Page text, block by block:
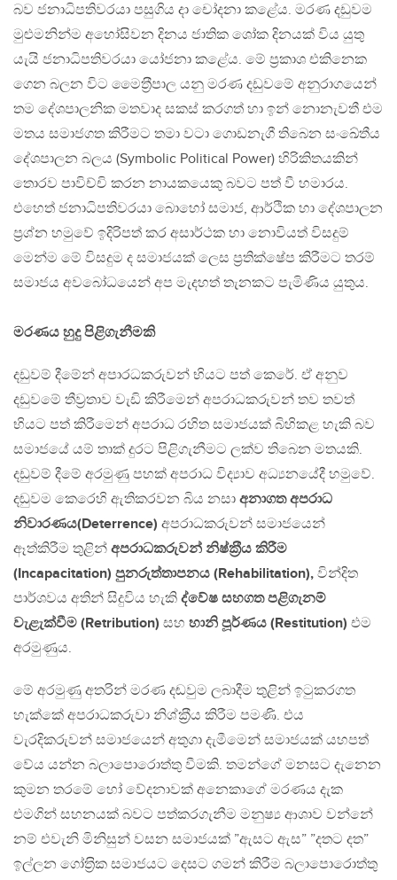
බව ජනාධිපතිවරයා පසුගිය දා චෝදනා කළේය. මරණ දඩුවම
මුළුමනින්ම අහෝසිවන දිනය ජාතික ශෝක දිනයක් විය යුතු
යැයි ජනාධිපතිවරයා යෝජනා කළේය. මේ ප‍්‍රකාශ එකිනෙක
ගෙන බලන විට මෛත‍්‍රීපාල යනු මරණ දඩුවමේ අනුරාගයෙන්
තම දේශපාලනික මතවාද සකස් කරගත් හා ඉන් නොනැවතී එම
මතය සමාජගත කිරීමට තමා වටා ගොඩනැගී තිබෙන සංඛේතීය
දේශපාලන බලය (Symbolic Political Power) හිරිකිතයකින්
තොරව පාවිච්චි කරන නායකයෙකු බවට පත් වී හමාරය.
එහෙත් ජනාධිපතිවරයා බොහෝ සමාජ, ආර්ථික හා දේශපාලන
ප‍්‍රශ්න හමුවේ ඉදිරිපත් කර අසාර්ථක හා නොවියත් විසදුම්
මෙන්ම මේ විසදුම ද සමාජයක් ලෙස ප‍්‍රතික්ෂේප කිරීමට තරම්
සමාජය අවබෝධයෙන් අප මැදහත් තැනකට පැමිණිය යුතුය.
මරණය හුදු පිළිගැනීමකි
දඩුවම් දීමේන් අපාරධකරුවන් භියට පත් කෙරේ. ඒ අනුව
දඩුවමේ තීව‍්‍රතාව වැඩි කිරීමෙන් අපරාධකරුවන් තව තවත්
භියට පත් කිරීමෙන් අපරාධ රහිත සමාජයක් බිහිකළ හැකි බව
සමාජයේ යම් තාක් දුරට පිළිගැනීමට ලක්ව තිබෙන මතයකි.
දඩුවම් දීමේ අරමුණු පහක් අපරාධ විද්‍යාව අධ්‍යනයේදී හමුවේ.
දඬුවම කෙරෙහි ඇතිකරවන බිය නසා අනාගත අපරාධ
නිවාරණය(Deterrence) අපරාධකරුවන් සමාජයෙන්
ඈත්කිරීම තුළින් අපරාධකරුවන් නිෂ්ක‍්‍රීය කිරීම
(Incapacitation) පුනරුත්තාපනය (Rehabilitation), වින්දිත
පාර්ශවය අතින් සිදුවිය හැකි ද්වේෂ සහගත පළිගැනම්
වැළැක්වීම (Retribution) සහ හානි පූර්ණය (Restitution) එම
අරමුණුය.
මේ අරමුණු අතරින් මරණ දඬවුම ලබාදීම තුළින් ඉටුකරගත
හැක්කේ අපරාධකරුවා නිශ්ක‍්‍රීය කිරීම පමණි. එය
වැරදිකරුවන් සමාජයෙන් අතුගා දැමීමෙන් සමාජයක් යහපත්
වේය යන්න බලාපොරොත්තු වීමකි. තමන්ගේ මනසට දැනෙන
කුමන තරමේ හෝ වේදනාවක් අනෙකාගේ මරණය දැක
එමගින් සහනයක් බවට පත්කරගැනීම මනුෂ්‍ය ආශාව වන්නේ
නම් එවැනි මිනිසුන් වසන සමාජයක් ”ඇසට ඇස” ”දතට දත”
ඉල්ලන ගෝත‍්‍රික සමාජයට දෙසට ගමන් කිරීම බලාපොරොත්තු